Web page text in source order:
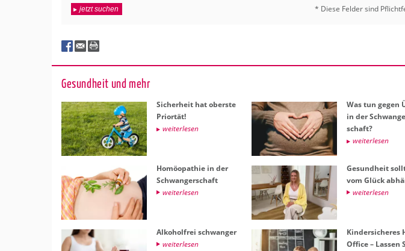
jetzt suchen * Diese Fel­der sind
Ge­sund­heit und mehr
Si­cher­heit hat obers­te
Pri­or­tät!
wei­ter­le­sen
Was tun gegen
in der
schaft?
wei­ter­le­sen
Ho­möo­pa­thie in der
Schwan­ger­schaft
wei­ter­le­sen
Ge­sund­heit
vom Glück
wei­ter­le­sen
Al­ko­hol­frei schwan­ger
wei­ter­le­sen
Kin­der­si­che­res
Of­fice – Las­sen